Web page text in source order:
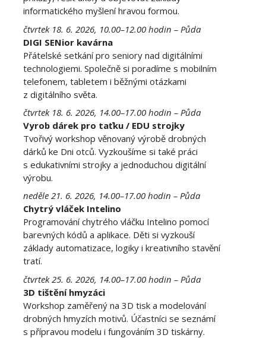
informatického myšlení hravou formou.
čtvrtek 18. 6. 2026, 10.00–12.00 hodin – Půda
DIGI SENior kavárna
Přátelské setkání pro seniory nad digitálními
technologiemi. Společně si poradíme s mobilním
telefonem, tabletem i běžnými otázkami
z digitálního světa.
čtvrtek 18. 6. 2026, 14.00–17.00 hodin – Půda
Vyrob dárek pro taťku / EDU strojky
Tvořivý workshop věnovaný výrobě drobných
dárků ke Dni otců. Vyzkoušíme si také práci
s edukativními strojky a jednoduchou digitální
výrobu.
neděle 21. 6. 2026, 14.00–17.00 hodin – Půda
Chytrý vláček Intelino
Programování chytrého vláčku Intelino pomocí
barevných kódů a aplikace. Děti si vyzkouší
základy automatizace, logiky i kreativního stavění
tratí.
čtvrtek 25. 6. 2026, 14.00–17.00 hodin – Půda
3D tištění hmyzáci
Workshop zaměřený na 3D tisk a modelování
drobných hmyzích motivů. Účastníci se seznámí
s přípravou modelu i fungováním 3D tiskárny.